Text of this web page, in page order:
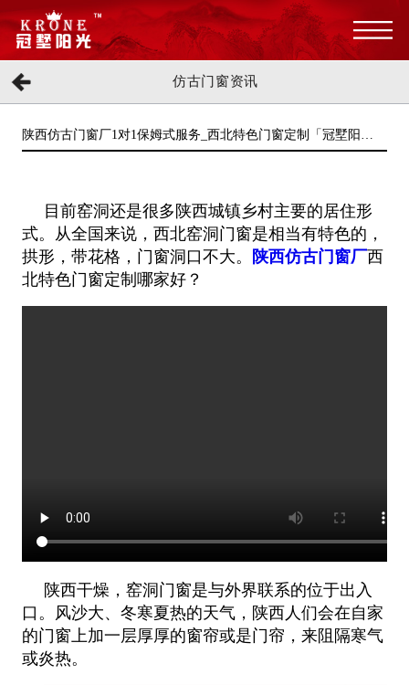
仿古门窗资讯
陕西仿古门窗厂1对1保姆式服务_西北特色门窗定制「冠墅阳
目前窑洞还是很多陕西城镇乡村主要的居住形
式。从全国来说，西北窑洞门窗是相当有特色的，
拱形，带花格，门窗洞口不大。
陕西仿古门窗厂西
北特色门窗定制哪家好？
陕西干燥，窑洞门窗是与外界联系的位于出入
口。风沙大、冬寒夏热的天气，陕西人们会在自家
的门窗上加一层厚厚的窗帘或是门帘，来阻隔寒气
或炎热。